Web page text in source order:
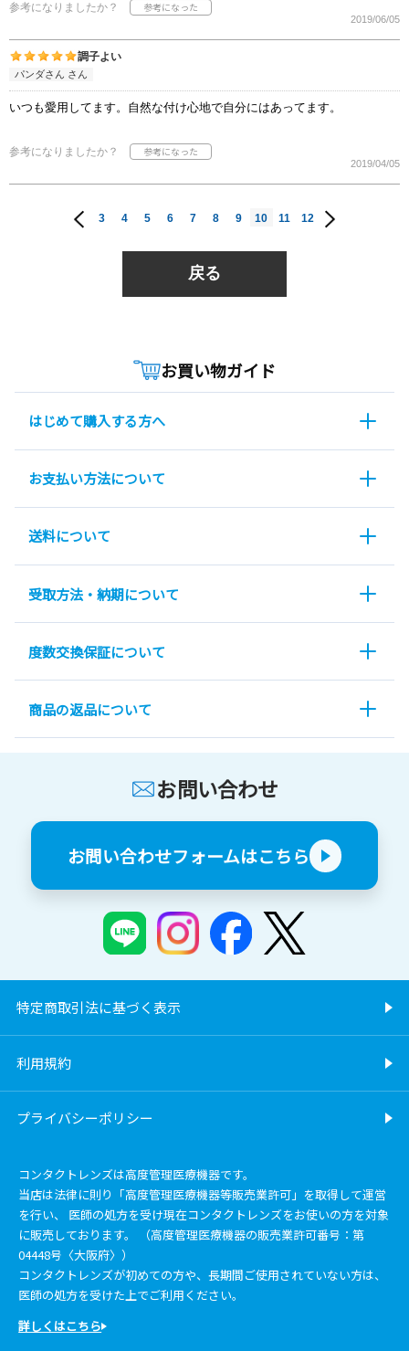
参考になりましたか？
2019/06/05
調子よい
パンダさん さん
いつも愛用してます。自然な付け心地で自分にはあってます。
参考になりましたか？
2019/04/05
3 4 5 6 7 8 9 10 11 12
戻る
お買い物ガイド
はじめて購入する方へ
お支払い方法について
送料について
受取方法・納期について
度数交換保証について
商品の返品について
お問い合わせ
お問い合わせフォームはこちら
特定商取引法に基づく表示
利用規約
プライバシーポリシー
コンタクトレンズは高度管理医療機器です。
当店は法律に則り「高度管理医療機器等販売業許可」を取得して運営
を行い、 医師の処方を受け現在コンタクトレンズをお使いの方を対象
に販売しております。 （高度管理医療機器の販売業許可番号：第
04448号〈大阪府〉）
コンタクトレンズが初めての方や、長期間ご使用されていない方は、
医師の処方を受けた上でご利用ください。
詳しくはこちら